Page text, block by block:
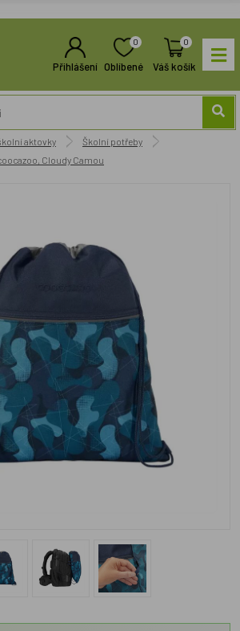
Přihlášení
0
Oblíbené
0
Váš košík
aktovky
Školní potřeby
Cloudy Camou